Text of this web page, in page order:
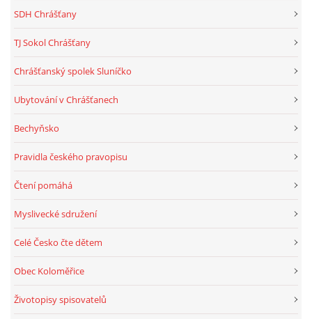
SDH Chrášťany
TJ Sokol Chrášťany
Chrášťanský spolek Sluníčko
Ubytování v Chrášťanech
Bechyňsko
Pravidla českého pravopisu
Čtení pomáhá
Myslivecké sdružení
Celé Česko čte dětem
Obec Koloměřice
Životopisy spisovatelů